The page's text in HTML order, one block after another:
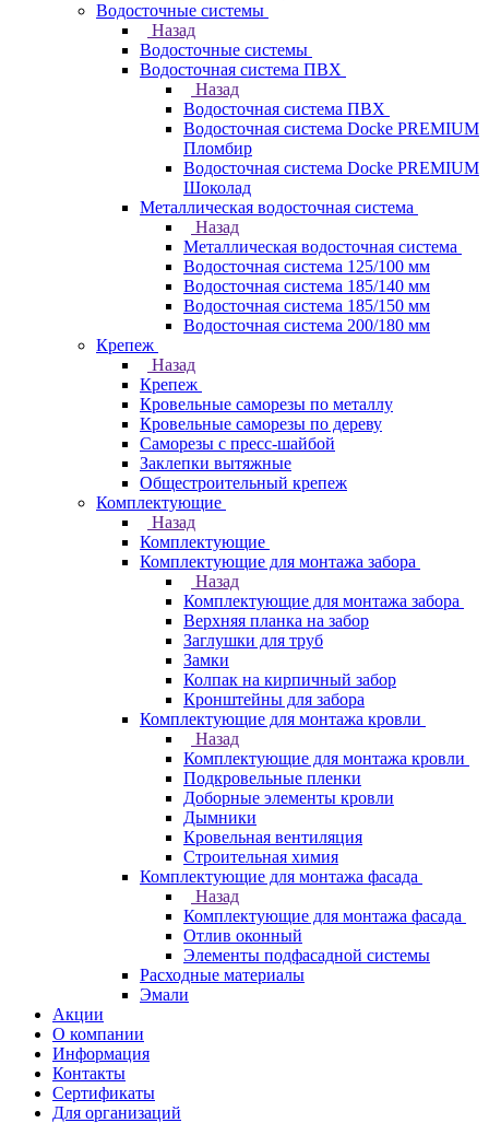
Водосточные системы
Назад
Водосточные системы
Водосточная система ПВХ
Назад
Водосточная система ПВХ
Водосточная система Docke PREMIUM
Пломбир
Водосточная система Docke PREMIUM
Шоколад
Металлическая водосточная система
Назад
Металлическая водосточная система
Водосточная система 125/100 мм
Водосточная система 185/140 мм
Водосточная система 185/150 мм
Водосточная система 200/180 мм
Крепеж
Назад
Крепеж
Кровельные саморезы по металлу
Кровельные саморезы по дереву
Саморезы с пресс-шайбой
Заклепки вытяжные
Общестроительный крепеж
Комплектующие
Назад
Комплектующие
Комплектующие для монтажа забора
Назад
Комплектующие для монтажа забора
Верхняя планка на забор
Заглушки для труб
Замки
Колпак на кирпичный забор
Кронштейны для забора
Комплектующие для монтажа кровли
Назад
Комплектующие для монтажа кровли
Подкровельные пленки
Доборные элементы кровли
Дымники
Кровельная вентиляция
Строительная химия
Комплектующие для монтажа фасада
Назад
Комплектующие для монтажа фасада
Отлив оконный
Элементы подфасадной системы
Расходные материалы
Эмали
Акции
О компании
Информация
Контакты
Сертификаты
Для организаций